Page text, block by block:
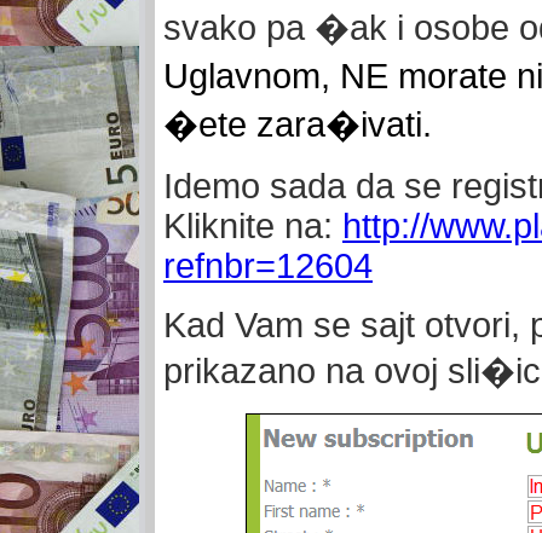
svako pa �ak i osobe
Uglavnom, NE morate
�ete zara�ivati.
Idemo sada da se
Kliknite na: http://
refnbr=12604
Kad Vam se sajt otvori,
prikazano na ovoj